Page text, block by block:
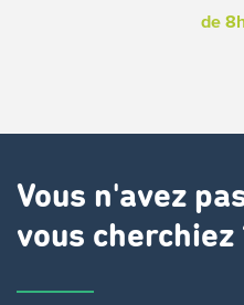
de
Vous n'avez
vous cherchiez